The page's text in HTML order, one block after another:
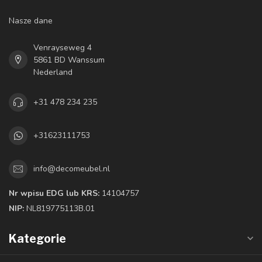
Nasze dane
Venrayseweg 4
5861 BD Wanssum
Nederland
+31 478 234 235
+31623111753
info@decomeubel.nl
Nr wpisu EDG lub KRS: 14104757
NIP: NL819775113B.01
Kategorie